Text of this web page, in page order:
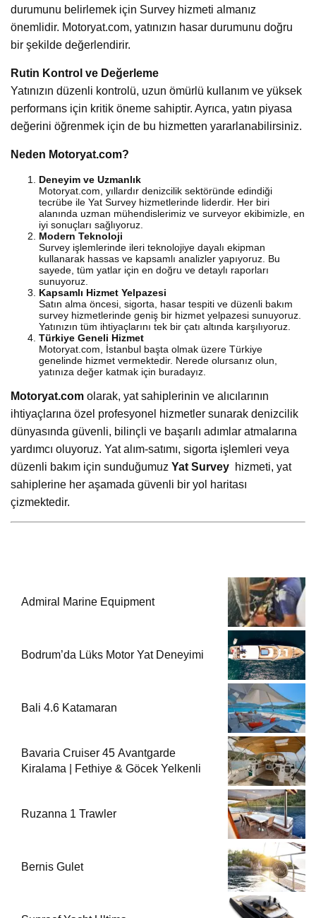
durumunu belirlemek için Survey hizmeti almanız
önemlidir. Motoryat.com, yatınızın hasar durumunu doğru
bir şekilde değerlendirir.
Rutin Kontrol ve Değerleme
Yatınızın düzenli kontrolü, uzun ömürlü kullanım ve yüksek
performans için kritik öneme sahiptir. Ayrıca, yatın piyasa
değerini öğrenmek için de bu hizmetten yararlanabilirsiniz.
Neden Motoryat.com?
Deneyim ve Uzmanlık
Motoryat.com, yıllardır denizcilik sektöründe edindiği
tecrübe ile Yat Survey hizmetlerinde liderdir. Her biri
alanında uzman mühendislerimiz ve surveyor ekibimizle, en
iyi sonuçları sağlıyoruz.
Modern Teknoloji
Survey işlemlerinde ileri teknolojiye dayalı ekipman
kullanarak hassas ve kapsamlı analizler yapıyoruz. Bu
sayede, tüm yatlar için en doğru ve detaylı raporları
sunuyoruz.
Kapsamlı Hizmet Yelpazesi
Satın alma öncesi, sigorta, hasar tespiti ve düzenli bakım
survey hizmetlerinde geniş bir hizmet yelpazesi sunuyoruz.
Yatınızın tüm ihtiyaçlarını tek bir çatı altında karşılıyoruz.
Türkiye Geneli Hizmet
Motoryat.com, İstanbul başta olmak üzere Türkiye
genelinde hizmet vermektedir. Nerede olursanız olun,
yatınıza değer katmak için buradayız.
Motoryat.com olarak, yat sahiplerinin ve alıcılarının
ihtiyaçlarına özel profesyonel hizmetler sunarak denizcilik
dünyasında güvenli, bilinçli ve başarılı adımlar atmalarına
yardımcı oluyoruz. Yat alım-satımı, sigorta işlemleri veya
düzenli bakım için sunduğumuz Yat Survey hizmeti, yat
sahiplerine her aşamada güvenli bir yol haritası
çizmektedir.
Admiral Marine Equipment
Bodrum’da Lüks Motor Yat Deneyimi
Bali 4.6 Katamaran
Bavaria Cruiser 45 Avantgarde
Kiralama | Fethiye & Göcek Yelkenli
Ruzanna 1 Trawler
Bernis Gulet